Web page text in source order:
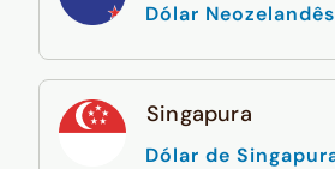
Dólar
Singapura
Dólar de